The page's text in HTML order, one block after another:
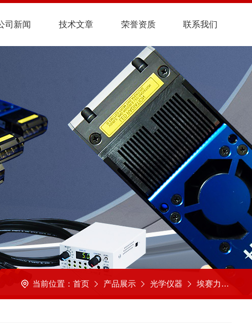
司新闻 技术文章 荣誉资质 联系我们
当前位置： 首页 产品展示 光学仪器 埃赛力达